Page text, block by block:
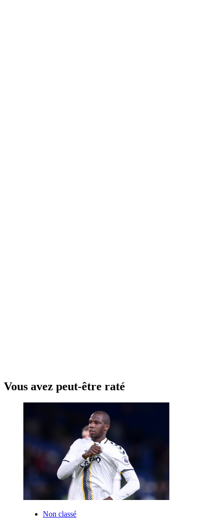
Vous avez peut-être raté
Non classé